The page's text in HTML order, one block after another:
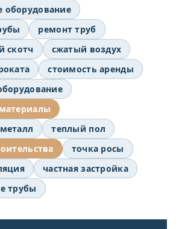
ремонт труб
скотч
сжатый воздух
стоимость аренды
теплый пол
точка росы
частная застройка
трубы